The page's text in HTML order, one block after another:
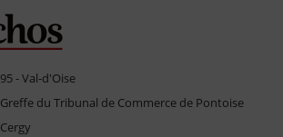
95 - Val-d'Oise
Greffe du Tribunal de Commerce de Pontoise
Cergy